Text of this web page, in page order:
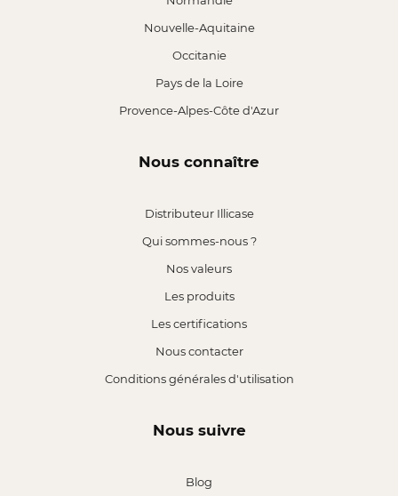
Nouvelle-Aquitaine
Occitanie
Pays de la Loire
Provence-Alpes-Côte d'Azur
Nous connaître
Distributeur Illicase
Qui sommes-nous ?
Nos valeurs
Les produits
Les certifications
Nous contacter
Conditions générales d'utilisation
Nous suivre
Blog